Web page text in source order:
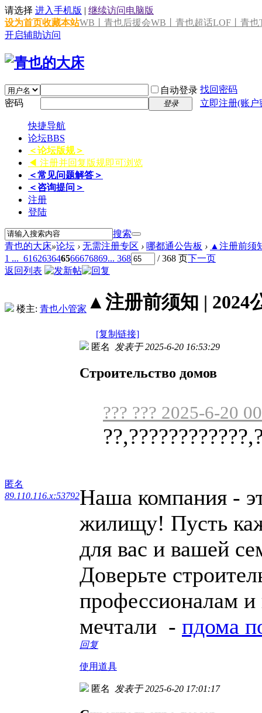
请选择 进入手机版 | 继续访问电脑版
设为首页收藏本站WB丨青也后援会WB丨青也超话LOF丨青也
开启辅助访问
自动登录 找回密码
密码
登录 立即注册(账
快捷导航
论坛BBS
＜论坛版规＞
◀ 注册并回复版规即可浏览
＜常见问题解答＞
＜咨询提问＞
注册
登陆
搜索
青也的大床»论坛 › 无需注册专区 › 哪都通公告板 › ▲注册前须
1 ... 616263646566676869... 368 / 368 页下一页
返回列表
楼主: 青也小管家 ▲注册前须知 | 2024
[复制链接]
匿名
89.110.116.x:53792
匿名 发表于 2025-6-20 16:53:29
Строительство домов
??? ??? 2025-6-20
Наша компания -
жилищу! Пусть
для вас и вашей
Доверьте
профессионалам и
мечтали - пдома
回复
使用道具
匿名 发表于 2025-6-20 17:01:17